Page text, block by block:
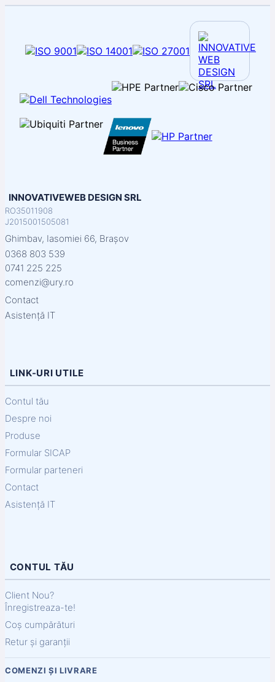
INNOVATIVEWEB DESIGN SRL
RO35011908
J2015001505081
Ghimbav, Iasomiei 66, Brașov
0368 803 539
0741 225 225
comenzi@ury.ro
Contact
Asistență IT
LINK-URI UTILE
Contul tău
Despre noi
Produse
Formular SICAP
Formular parteneri
Contact
Asistență IT
CONTUL TĂU
Client Nou?
Înregistreaza-te!
Coș cumpărături
Retur și garanții
COMENZI ȘI LIVRARE